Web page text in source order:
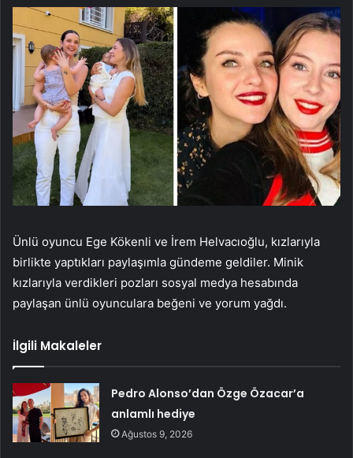
Ünlü oyuncu Ege Kökenli ve İrem Helvacıoğlu, kızlarıyla
birlikte yaptıkları paylaşımla gündeme geldiler. Minik
kızlarıyla verdikleri pozları sosyal medya hesabında
paylaşan ünlü oyunculara beğeni ve yorum yağdı.
İlgili Makaleler
Pedro Alonso’dan Özge Özacar’a
anlamlı hediye
Ağustos 9, 2026